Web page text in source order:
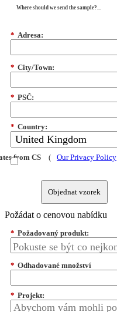
Where should we send the sample?...
* Adresa:
* City/Town:
* PSČ:
* Country:
from CS ( Our Privacy Policy
Objednat vzorek
Požádat o cenovou nabídku
* Požadovaný produkt:
* Odhadované množství
* Projekt: